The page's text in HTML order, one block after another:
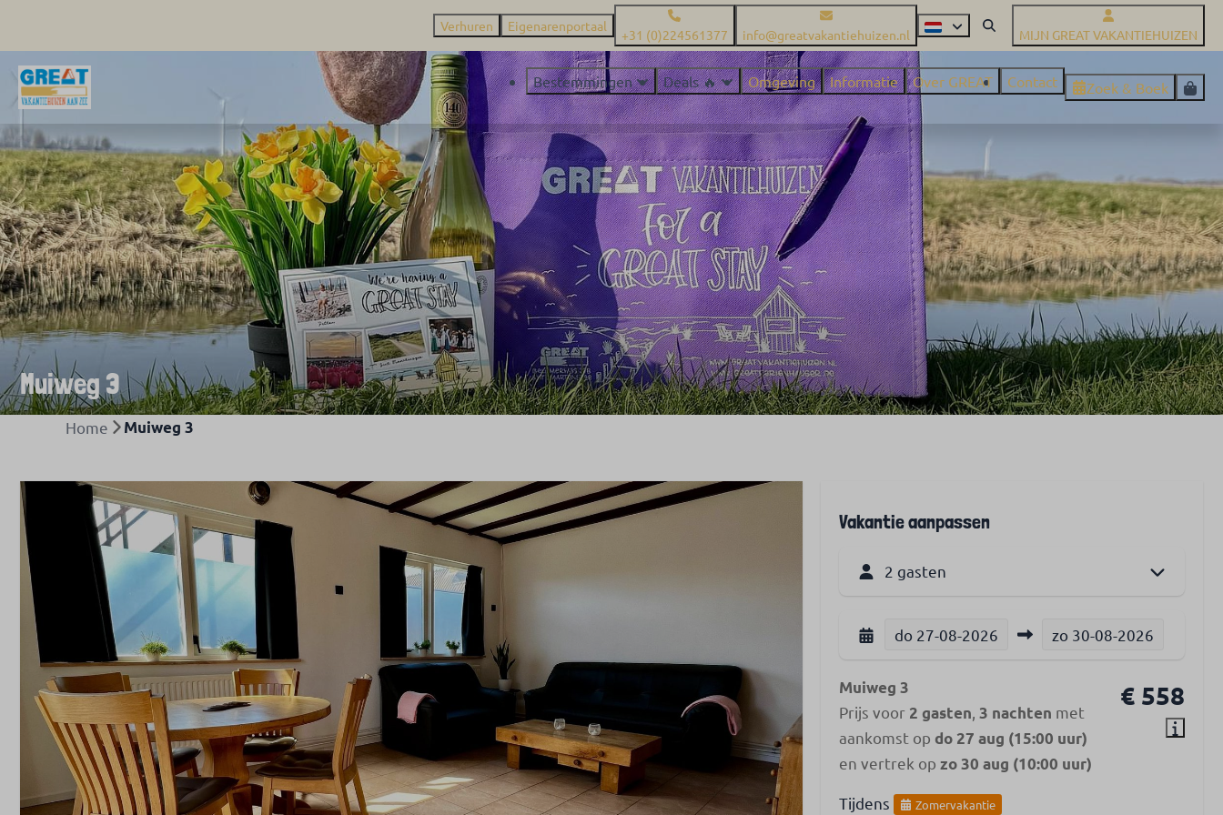
Verhuren Eigenarenportaal
+31 (0)224561377 info@greatvakantiehuizen.nl MIJN GREAT VAKANTIEHUIZEN
Bestemmingen Deals 🔥 Omgeving Informatie Over GREAT Contact Zoek & Boek
Muiweg 3
Home Muiweg 3
Vakantie aanpassen
2 gasten
do 27-08-2026 zo 30-08-2026
€ 558
Muiweg 3
Prijs voor 2 gasten 3 nachten met
aankomst op do 27 aug (15:00 uur)
en vertrek op zo 30 aug (10:00 uur)
Tijdens Zomervakantie